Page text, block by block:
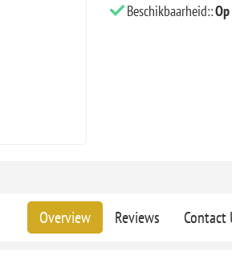
Beschikbaarheid::
Overview Reviews Contact